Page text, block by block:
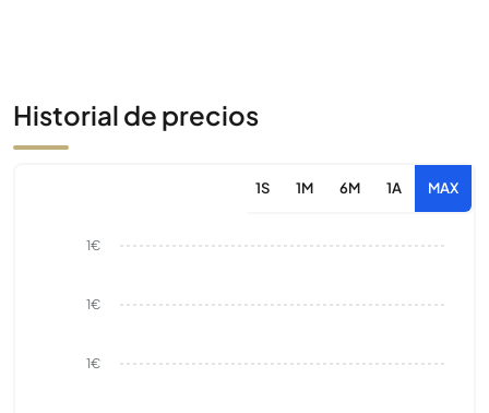
Historial de precios
1S 1M 6M 1A MAX
1€
1€
1€